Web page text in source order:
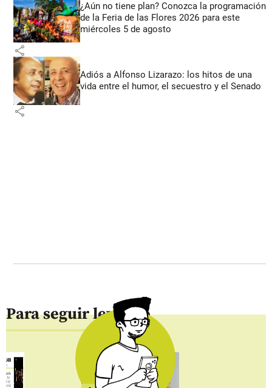
¿Aún no tiene plan? Conozca la programación
de la Feria de las Flores 2026 para este
miércoles 5 de agosto
share
Adiós a Alfonso Lizarazo: los hitos de una
vida entre el humor, el secuestro y el Senado
share
Para seguir leyendo